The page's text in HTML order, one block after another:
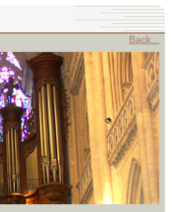
Back...